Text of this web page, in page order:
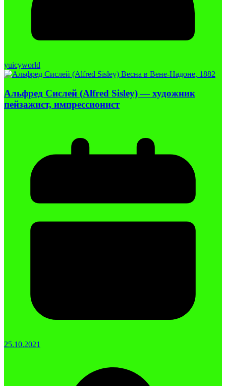
yuicyworld
Альфред Сислей (Alfred Sisley) — художник
пейзажист, импрессионист
25.10.2021